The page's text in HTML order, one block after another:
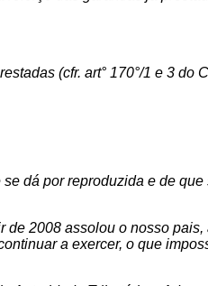
(cfr. art° 170°/1 e 3 do
dá por reproduzida e de que
de 2008 assolou o nosso pais,
a exercer, o que